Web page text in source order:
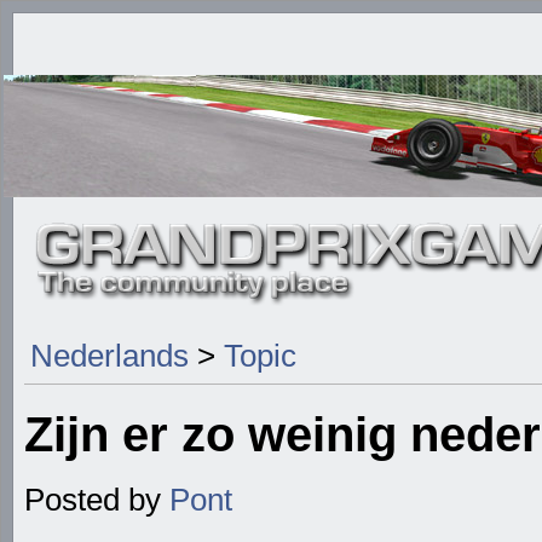
Nederlands > Topic
Zijn er zo weinig
Posted by Pont